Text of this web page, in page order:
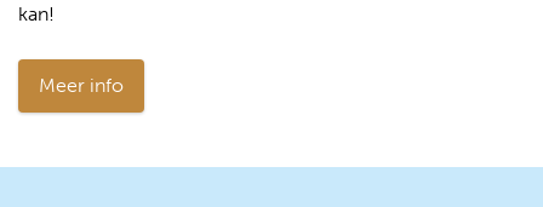
kan!
Meer info